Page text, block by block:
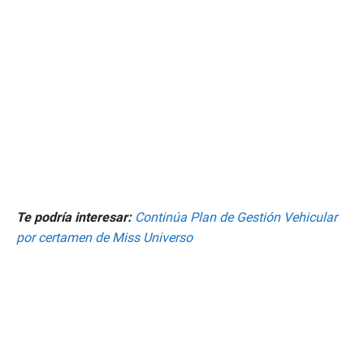
Te podría interesar: Continúa Plan de Gestión Vehicular
por certamen de Miss Universo